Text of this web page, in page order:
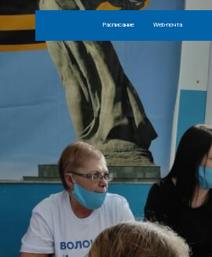
Расписание Web-почта